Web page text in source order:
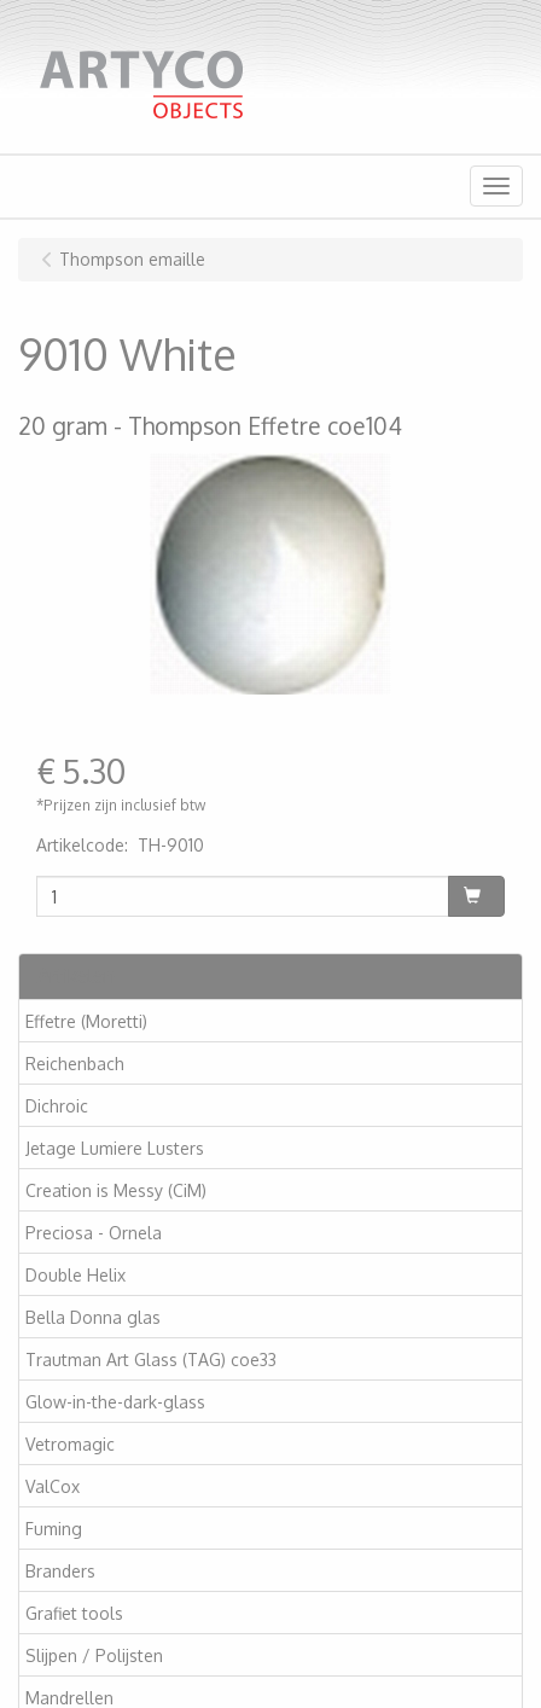
Menu
Effetre (Moretti)
Reichenbach
Dichroic
Jetage Lumiere Lusters
Creation is Messy (CiM)
Preciosa - Ornela
Double Helix
Bella Donna glas
Trautman Art Glass (TAG) coe33
Glow-in-the-dark-glass
Vetromagic
ValCox
Fuming
Branders
Grafiet tools
Slijpen / Polijsten
Mandrellen
Thompson emaille
9010 White
20 gram Thompson Effetre coe104
€ 5.30
*Prijzen zijn inclusief btw
Artikelcode: TH-9010